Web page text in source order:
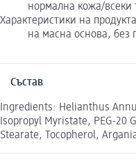
нормална кожа/всеки
Характеристики на
на масна основа, без
Състав
Ingredients: Helianthus
Isopropyl Myristate, PEG-20
Stearate, Tocopherol,